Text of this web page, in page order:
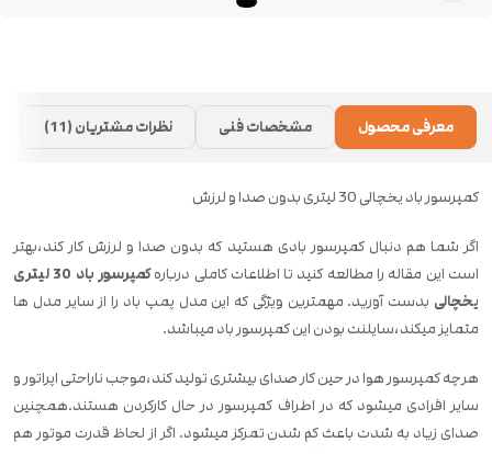
معرفی محصول مشخصات فنی نظرات مشتریان (11)
کمپرسور باد یخچالی 30 لیتری بدون صدا و لرزش
اگر شما هم دنبال کمپرسور بادی هستید که بدون صدا و لرزش کار کند،بهتر
است این مقاله را مطالعه کنید تا اطلاعات کاملی درباره
کمپرسور باد 30 لیتری
یخچالی بدست آورید. مهمترین ویژگی که این مدل پمپ باد را از سایر مدل ها
متمایز میکند،سایلنت بودن این کمپرسور باد میباشد.
هرچه کمپرسور هوا در حین کار صدای بیشتری تولید کند،موجب ناراحتی اپراتور و
سایر افرادی میشود که در اطراف کمپرسور در حال کارکردن هستند.همچنین
صدای زیاد به شدت باعث کم شدن تمرکز میشود. اگر از لحاظ قدرت موتور هم